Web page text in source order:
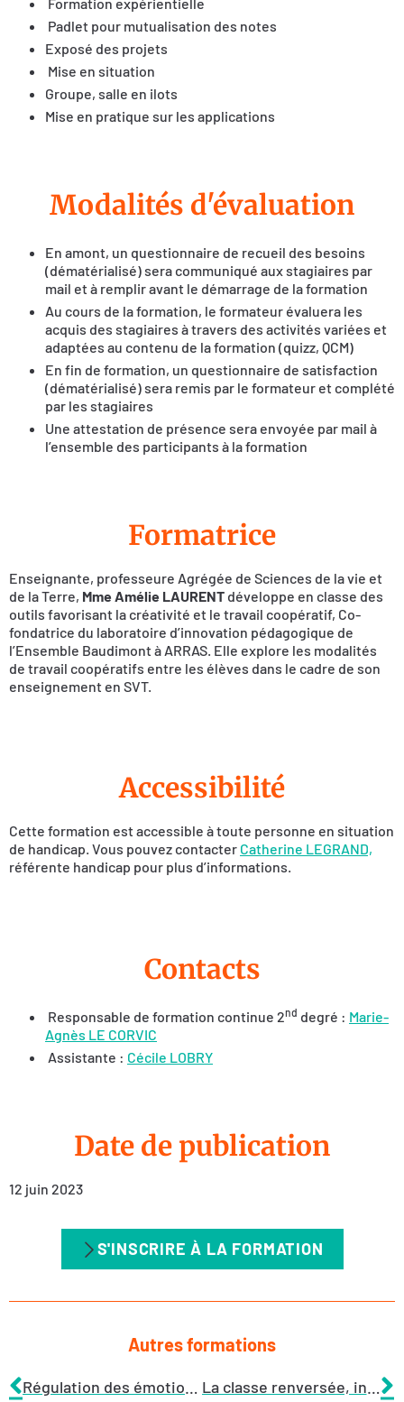
Padlet pour mutualisation des notes
Exposé des projets
Mise en situation
Groupe, salle en ilots
Mise en pratique sur les applications
Modalités d'évaluation
En amont, un questionnaire de recueil des besoins
(dématérialisé) sera communiqué aux stagiaires par
mail et à remplir avant le démarrage de la formation
Au cours de la formation, le formateur évaluera les
acquis des stagiaires à travers des activités variées et
adaptées au contenu de la formation (quizz, QCM)
En fin de formation, un questionnaire de satisfaction
(dématérialisé) sera remis par le formateur et complété
par les stagiaires
Une attestation de présence sera envoyée par mail à
l’ensemble des participants à la formation
Formatrice
Enseignante, professeure Agrégée de Sciences de la vie et
de la Terre, Mme Amélie LAURENT développe en classe des
outils favorisant la créativité et le travail coopératif, Co-
fondatrice du laboratoire d’innovation pédagogique de
l’Ensemble Baudimont à ARRAS. Elle explore les modalités
de travail coopératifs entre les élèves dans le cadre de son
enseignement en SVT.
Accessibilité
Cette formation est accessible à toute personne en situation
de handicap. Vous pouvez contacter Catherine LEGRAND,
référente handicap pour plus d’informations.
Contacts
Responsable de formation continue 2nd degré : Marie-
Agnès LE CORVIC
Assistante : Cécile LOBRY
Date de publication
12 juin 2023
S'INSCRIRE À LA FORMATION
Autres formations